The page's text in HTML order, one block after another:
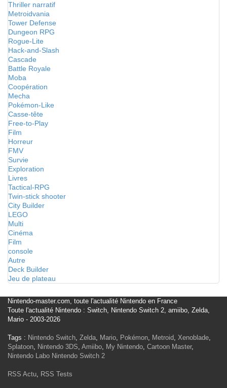
Thriller narratif
Metroidvania
Tower Defense
Dungeon RPG
Rogue-Lite
Hack-and-Slash
Cascade
Battle Royale
Moba
Coopération
Mecha
Pokémon-Like
Casse-tête
Free-to-Play
Film
Horreur
FMV
Survie
Exploration
Livres
Tactical-RPG
Twin-stick shooter
City Builder
LEGO
Multi
Cinéma
Film
console
Autre
Deck Builder
Jeu de plateau
Nintendo-master.com, toute l'actualité Nintendo en France
Toute l'actualité Nintendo : Switch, Nintendo Switch 2, amiibo, Zelda,
Mario - 2003-2026
Tags : Nintendo Switch, Zelda, Mario, Pokémon, Metroid, Xenoblade,
Splatoon, Nintendo 3DS, Amiibo, My Nintendo, Cartoon Master,
Nintendo Labo Nintendo Switch 2
RSS Actu, RSS Tests